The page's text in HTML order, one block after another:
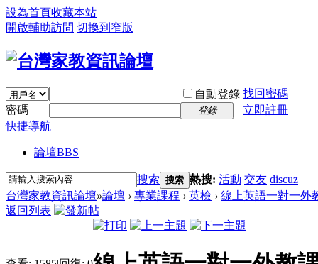
設為首頁收藏本站
開啟輔助訪問 切換到窄版
自動登錄 找回密碼
密碼
登錄
立即註冊
快捷導航
論壇BBS
搜索 搜索 熱搜: 活動 交友 discuz
台灣家教資訊論壇»論壇 › 專業課程 › 英檢 › 線上英語一對一外
返回列表